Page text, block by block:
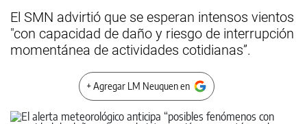
El SMN advirtió que se esperan intensos vientos
"con capacidad de daño y riesgo de interrupción
momentánea de actividades cotidianas”.
+ Agregar LM Neuquen en